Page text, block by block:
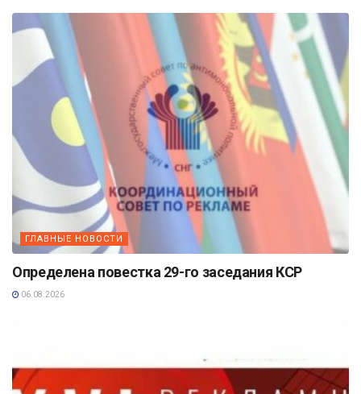
ГЛАВНЫЕ НОВОСТИ
Определена повестка 29-го заседания КСР
06.08.2026